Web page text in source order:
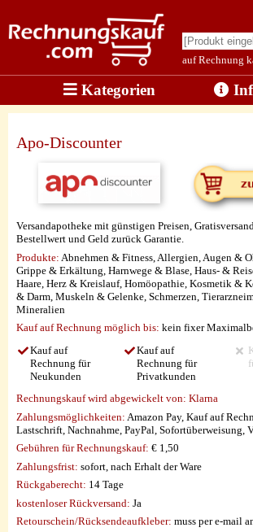
auf Rechnung
Kategorien
Apo-Discounter
Versandapotheke mit günstigen Preisen,
Bestellwert und Geld zurück Garantie.
Produkte: Abnehmen & Fitness, Allergien, Augen &
Grippe & Erkältung, Harnwege & Blase, Haus- &
Haare, Herz & Kreislauf, Homöopathie, Kosmetik &
& Darm, Muskeln & Gelenke, Schmerzen,
Mineralien
Kauf auf Rechnung möglich bis: kein fixer
Kauf auf
Rechnung für
Neukunden
Kauf auf
Rechnung für
Privatkunden
Rechnungskauf wird abgewickelt von: Klarna
Zahlungsmöglichkeiten: Amazon Pay, Kauf auf
Lastschrift, Nachnahme, PayPal, Sofortüberweisung,
Gebühren für Rechnungskauf: € 1,50
Zahlungsfrist: sofort, nach Erhalt der Ware
Rückgaberecht: 14 Tage
kostenloser Rückversand: Ja
Retourschein/Rücksendeaufkleber: muss per e-mail